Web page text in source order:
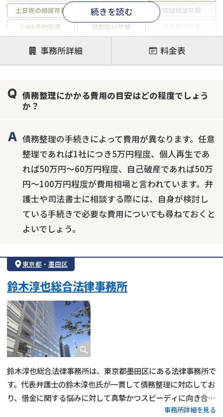
土日祝の相談可能
19時以降電話可能
電話相談可能
LINE予約可能
分割払い可能
個人再生
時効援用
過払い金返還請求
会社破産・法人破産
続きを読む
事務所詳細 料金表
債務整理にかかる費用の目安はどの程度でしょう
か？
債務整理の手続きによって費用が異なります。任意
整理であれば1社につき5万円程度、個人再生であ
れば50万円〜60万円程度、自己破産であれば50万
円〜100万円程度が費用相場と言われています。弁
護士や司法書士に相談する際には、自身が検討し
ている手続きで必要な費用についても尋ねておくと
よいでしょう。
東京都 ・ 墨田区
鈴木淳也総合法律事務所
鈴木淳也総合法律事務所は、東京都墨田区にある法律事務所で
す。代表弁護士の鈴木淳也氏が一貫して債務整理に対応してお
り、借金に関する悩みに対して真摯かつスピーディに向き合っ
てくれるのが特徴です。任意整理・自己破産・個人再生など、
事務所詳細を見る